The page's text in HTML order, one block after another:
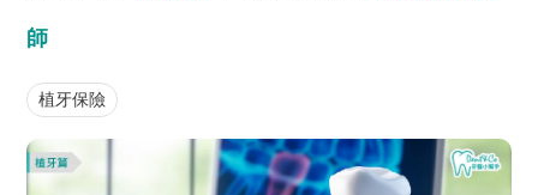
師
植牙保險